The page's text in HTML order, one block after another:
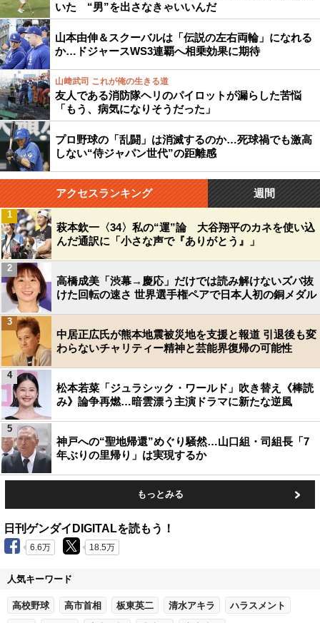
いた “男”を出さなきゃいいんだ
山本由伸＆スクーバルは「伝説の左右両輪」になれる
か…ドジャースWS3連覇へ相乗効果に期待
山﨑武司 これが俺の生きる道
友人である消防隊ヘリのパイロットが漏らした苦悩
「もう、病気になりそうだった」
プロ野球の「乱闘」は消滅するのか…死球禍でも激高
しない“侍ジャパン世代”の距離感
アクセスランキング 週間
萩本欽一〈34〉私の“運”論 大谷翔平のカネを使い込
んだ通訳に「小さな声で『ありがとう』」
1
高橋成美「渋幕→慶応」だけでは読み解けないズバ抜
けた回転の速さ 世界選手権ペアで日本人初の銅メダル
2
中居正広氏が熊本地震被災地を支援と報道 引退後も変
わらないチャリティー精神と芸能界復帰の可能性
3
松本若菜「ジュラシック・ワールド」吹き替え《棒読
み》論争再燃…暗雲漂う主演ドラマに新たな逆風
4
神戸への“聖地帰還”めぐり騒然…山口組・司組長「7
年ぶりの里帰り」は実現するか
5
もっとみる
日刊ゲンダイDIGITALを読もう！
6.6万 18.5万
人気キーワード
高校野球 高市首相 板東英二 清水アキラ ハラスメント